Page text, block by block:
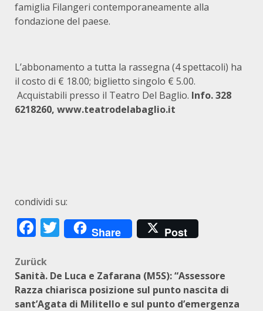
famiglia Filangeri contemporaneamente alla
fondazione del paese.
L’abbonamento a tutta la rassegna (4 spettacoli) ha
il costo di € 18.00; biglietto singolo € 5.00.
Acquistabili presso il Teatro Del Baglio. Info. 328
6218260, www.teatrodelabaglio.it
condividi su:
Facebook
Twitter
Share Post
Beitragsnavigation
Zurück
Sanità. De Luca e Zafarana (M5S): “Assessore
Razza chiarisca posizione sul punto nascita di
sant’Agata di Militello e sul punto d’emergenza